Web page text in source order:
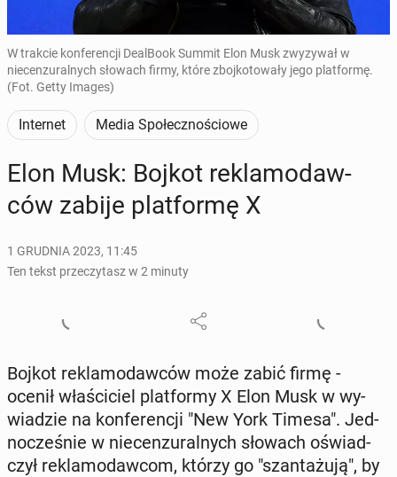
W trakcie konferencji DealBook Summit Elon Musk zwyzywał w
niecenzuralnych słowach firmy, które zbojkotowały jego platformę.
(Fot. Getty Images)
Internet Media Społecznościowe
Elon Musk: Bojkot re­kla­mo­daw­
ców zabije plat­for­mę X
1 GRUDNIA 2023, 11:45
Ten tekst przeczytasz w 2 minuty
Bojkot re­kla­mo­daw­ców może zabić firmę -
ocenił wła­ści­ciel plat­for­my X Elon Musk w wy­
wia­dzie na kon­fe­ren­cji "New York Timesa". Jed­
no­cze­śnie w nie­cen­zu­ral­nych słowach oświad­
czył re­kla­mo­daw­com, którzy go "szan­ta­żu­ją", by